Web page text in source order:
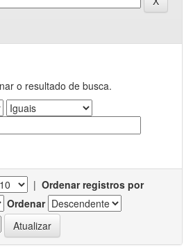
o resultado de busca.
| Ordenar registros por
Ordenar